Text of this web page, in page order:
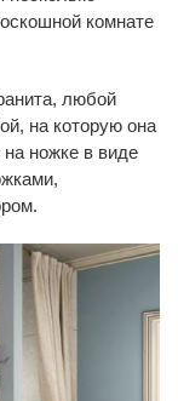
комнате
любой
на которую она
ножке в виде